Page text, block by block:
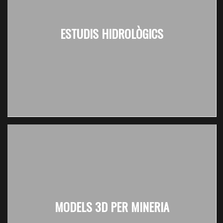
ESTUDIS HIDROLÒGICS
MODELS 3D PER MINERIA